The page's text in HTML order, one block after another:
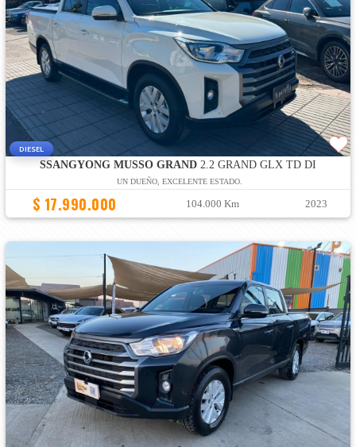
DIESEL
SSANGYONG MUSSO GRAND2.2 GRAND GLX TD DI
UN DUEÑO, EXCELENTE ESTADO.
$ 17.990.000 104.000 Km 2023